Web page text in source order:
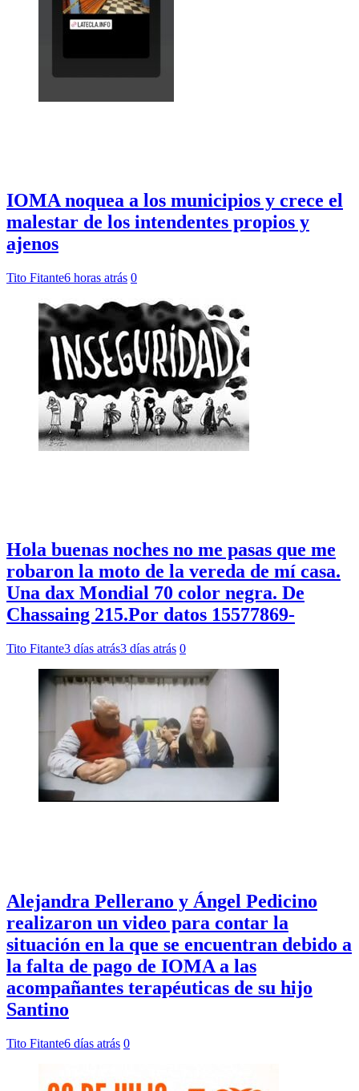
IOMA noquea a los municipios y crece el
malestar de los intendentes propios y
ajenos
Tito Fitante6 horas atrás 0
Hola buenas noches no me pasas que me
robaron la moto de la vereda de mí casa.
Una dax Mondial 70 color negra. De
Chassaing 215.Por datos 15577869-
Tito Fitante3 días atrás3 días atrás 0
Alejandra Pellerano y Ángel Pedicino
realizaron un video para contar la
situación en la que se encuentran debido a
la falta de pago de IOMA a las
acompañantes terapéuticas de su hijo
Santino
Tito Fitante6 días atrás 0